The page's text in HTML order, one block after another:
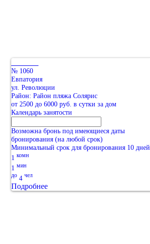
№ 1060
Евпатория
ул. Революции
Район: Район пляжа Солярис
от 2500 до 6000 руб. в сутки за дом
Календарь занятости
Возможна бронь под имеющиеся даты
бронирования (на любой срок)
Минимальный срок для бронирования 10 дней
1 комн
1 мин
до 4 чел
Подробнее